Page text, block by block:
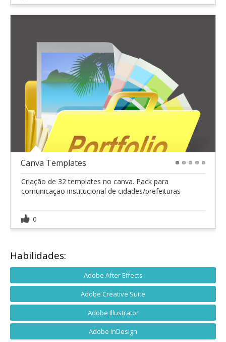
Canva Templates
Criação de 32 templates no canva. Pack para
comunicação institucional de cidades/prefeituras
0
Habilidades:
Adobe After Effects
Adobe Creative Suite
Adobe Illustrator
Adobe InDesign